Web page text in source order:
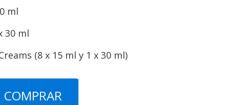
ml
30 ml
(8 x 15 ml y 1 x 30 ml)
COMPRAR